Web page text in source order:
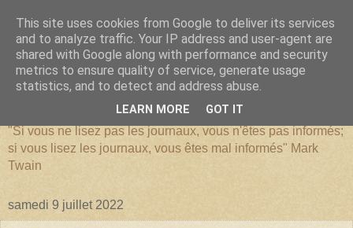
SERIATIM
"Si vous ne lisez pas les journaux, vous n'êtes pas informés;
si vous lisez les journaux, vous êtes mal informés" Mark
Twain
samedi 9 juillet 2022
This site uses cookies from Google to deliver its services
and to analyze traffic. Your IP address and user-agent are
shared with Google along with performance and security
metrics to ensure quality of service, generate usage
statistics, and to detect and address abuse.
LEARN MORE GOT IT